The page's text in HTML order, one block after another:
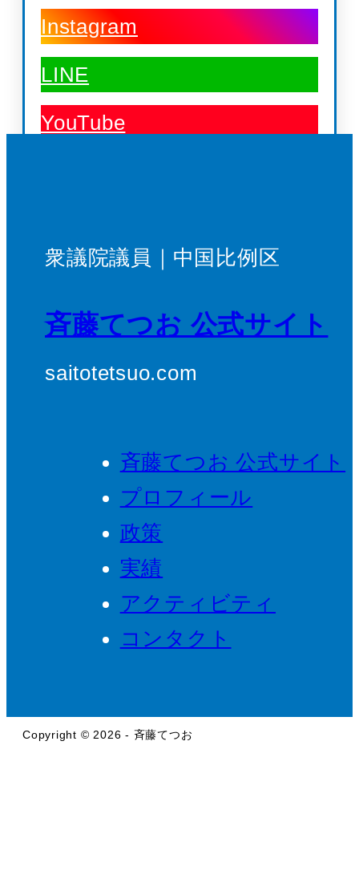
Instagram
LINE
YouTube
衆議院議員｜中国比例区
斉藤てつお 公式サイト
saitotetsuo.com
斉藤てつお 公式サイト
プロフィール
政策
実績
アクティビティ
コンタクト
Copyright © 2026 - 斉藤てつお